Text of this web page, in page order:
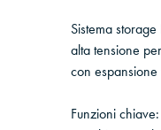
Sistema
alta tensione
con
Funzioni chiave: